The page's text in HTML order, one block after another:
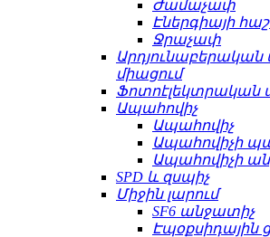
Ժամաչափ
Էներգիայի
Ջրաչափ
միացում
Ֆոտոէլեկտրական
Ապահովիչ
Ապահովիչ
Ապահովիչի
Ապահովիչի
SPD և զսպիչ
Միջին լարում
SF6 անջատիչ
Էպօքսիդային